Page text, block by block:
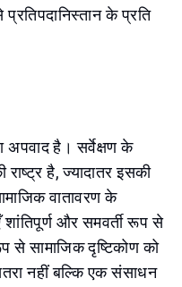
के प्रति
अपवाद है। सर्वेक्षण के
है, ज्यादातर इसकी
वातावरण के
और समवर्ती रूप से
से सामाजिक दृष्टिकोण को
नहीं बल्कि एक संसाधन